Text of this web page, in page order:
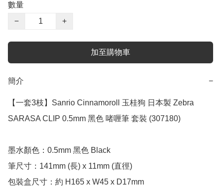
數量
−
+
加至購物車
簡介 −
【一套3枝】Sanrio Cinnamoroll 玉桂狗 日本製 Zebra
SARASA CLIP 0.5mm 黑色 啫喱筆 套裝 (307180)
墨水顏色：0.5mm 黑色 Black
筆尺寸：141mm (長) x 11mm (直徑)
包裝盒尺寸：約 H165 x W45 x D17mm